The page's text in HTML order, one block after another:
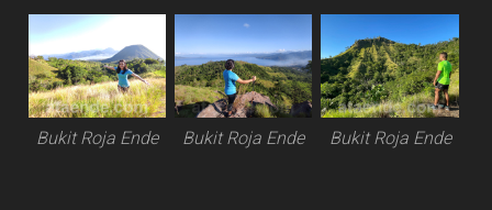
Bukit Roja Ende Bukit Roja Ende Bukit Roja Ende